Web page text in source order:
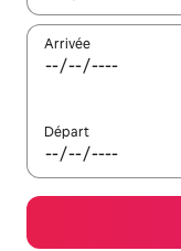
Arrivée
Départ